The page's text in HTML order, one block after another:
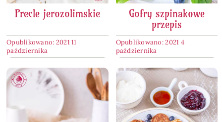
Precle jerozolimskie
Opublikowano: 2021 11
października
Gofry szpinakowe
przepis
Opublikowano: 2021 4
października